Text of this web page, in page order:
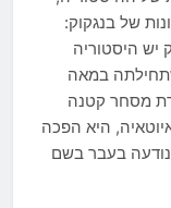
של בנגקוק:
יש היסטוריה
במאה
מסחר קטנה
היא הפכה
בעבר בשם